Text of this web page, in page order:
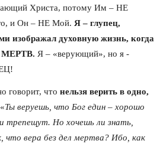
Христа, потому Им – НЕ
и Он – НЕ Мой. Я – глупец,
изображал духовную жизнь, когда
МЕРТВ. Я – «верующий», но я -
говорит, что нельзя верить в одно,
«Ты веруешь, что Бог един – хорошо
трепещут. Но хочешь ли знать,
что вера без дел мертва? Ибо, как